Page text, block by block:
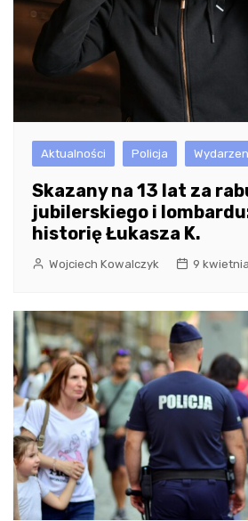
Aktualności Policja
Skazany na 13 lat za
jubilerskiego i
historię Łukasza K.
Wojciech Kowalczyk 9